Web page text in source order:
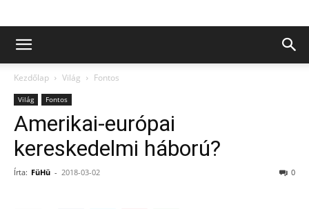
Kezdőlap Világ Fontos
Világ Fontos
Amerikai-európai
kereskedelmi háború?
Írta: FüHü - 2018-03-02 0